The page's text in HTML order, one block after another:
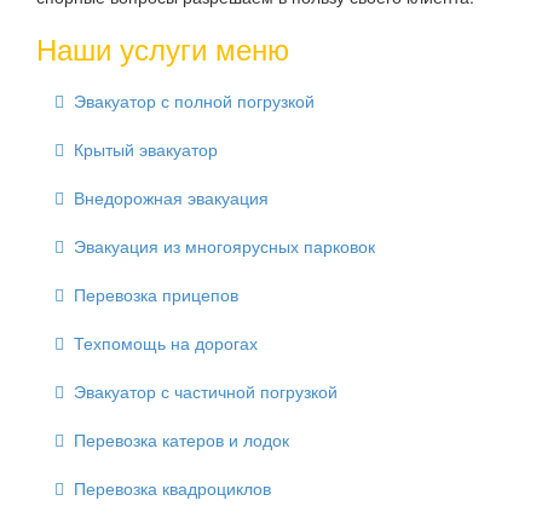
Наши услуги меню
Эвакуатор с полной погрузкой
Крытый эвакуатор
Внедорожная эвакуация
Эвакуация из многоярусных парковок
Перевозка прицепов
Техпомощь на дорогах
Эвакуатор с частичной погрузкой
Перевозка катеров и лодок
Перевозка квадроциклов